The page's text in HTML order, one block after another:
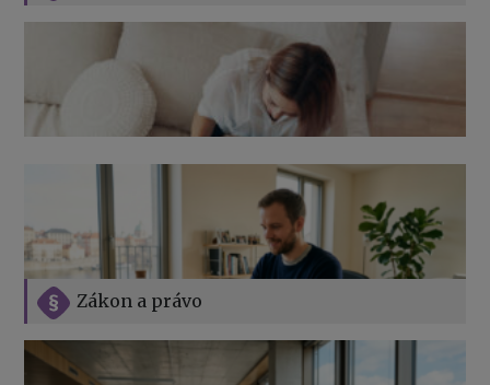
Zákon a právo
Jak na podnikání při rodičovské dovolené